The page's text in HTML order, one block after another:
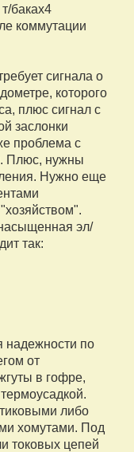
баках4
коммутации
сигнала о
которого
плюс сигнал с
заслонки
проблема с
Плюс, нужны
Нужно еще
эл/
так:
надежности по
от
в гофре,
либо
хомутами. Под
токовых цепей